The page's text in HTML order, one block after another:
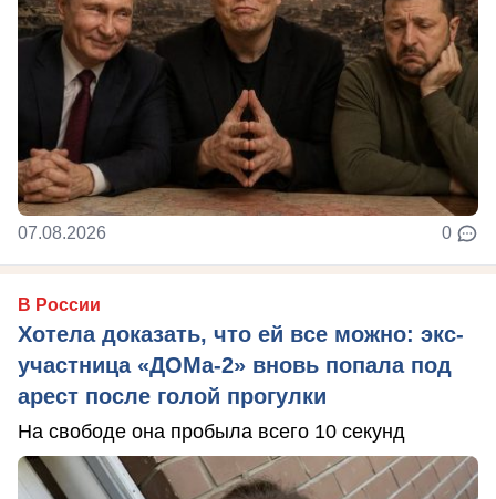
07.08.2026 0
В России
Хотела доказать, что ей все можно: экс-
участница «ДОМа-2» вновь попала под
арест после голой прогулки
На свободе она пробыла всего 10 секунд